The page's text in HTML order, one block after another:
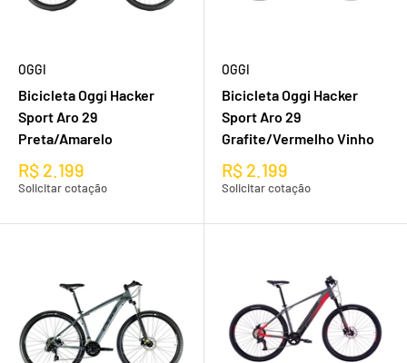
OGGI
Bicicleta Oggi Hacker
Sport Aro 29
Preta/Amarelo
R$ 2.199
Solicitar cotação
OGGI
Bicicleta Oggi Hacker
Sport Aro 29
Grafite/Vermelho Vinho
R$ 2.199
Solicitar cotação